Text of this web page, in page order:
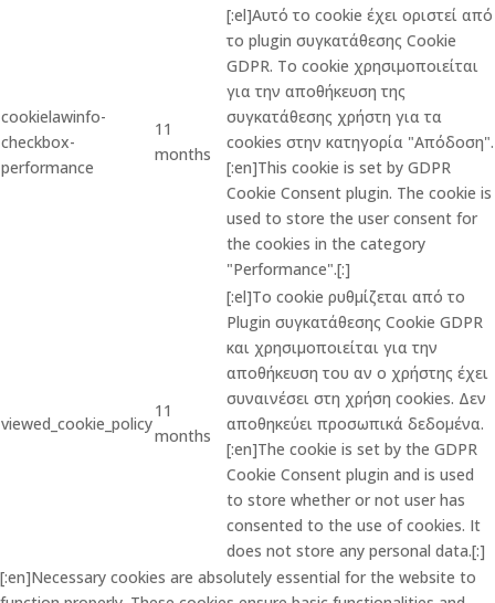
cookielawinfo-
checkbox-
performance
11
months
[:el]Αυτό το cookie έχει οριστεί από
το plugin συγκατάθεσης Cookie
GDPR. Το cookie χρησιμοποιείται
για την αποθήκευση της
συγκατάθεσης χρήστη για τα
cookies στην κατηγορία "Απόδοση".
[:en]This cookie is set by GDPR
Cookie Consent plugin. The cookie is
used to store the user consent for
the cookies in the category
"Performance".[:]
viewed_cookie_policy
11
months
[:el]Το cookie ρυθμίζεται από το
Plugin συγκατάθεσης Cookie GDPR
και χρησιμοποιείται για την
αποθήκευση του αν ο χρήστης έχει
συναινέσει στη χρήση cookies. Δεν
αποθηκεύει προσωπικά δεδομένα.
[:en]The cookie is set by the GDPR
Cookie Consent plugin and is used
to store whether or not user has
consented to the use of cookies. It
does not store any personal data.[:]
[:en]Necessary cookies are absolutely essential for the website to